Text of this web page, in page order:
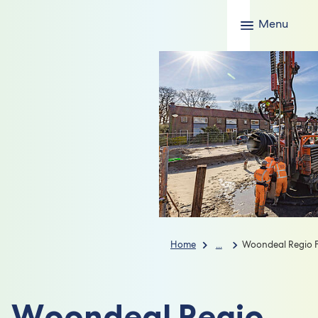
Menu
Home ... Woondeal Regio